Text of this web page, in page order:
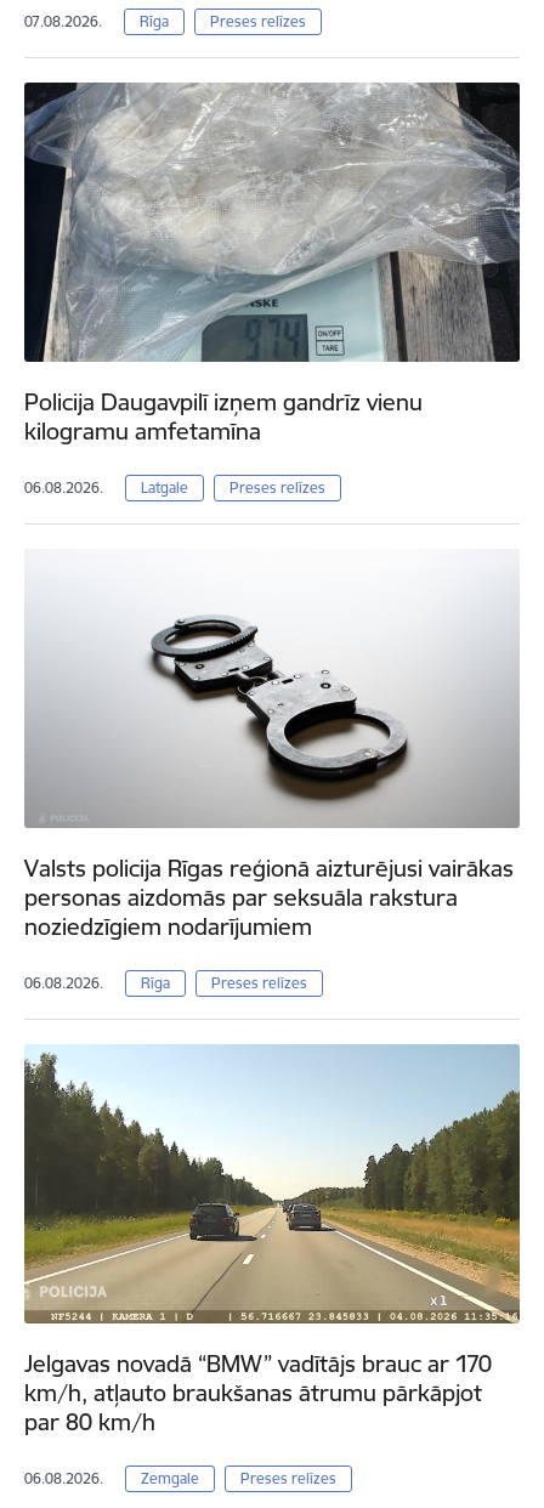
07.08.2026. Rīga Preses relīzes
Policija Daugavpilī izņem gandrīz vienu
kilogramu amfetamīna
06.08.2026. Latgale Preses relīzes
Valsts policija Rīgas reģionā aizturējusi vairākas
personas aizdomās par seksuāla rakstura
noziedzīgiem nodarījumiem
06.08.2026. Rīga Preses relīzes
Jelgavas novadā “BMW” vadītājs brauc ar 170
km/h, atļauto braukšanas ātrumu pārkāpjot
par 80 km/h
06.08.2026. Zemgale Preses relīzes